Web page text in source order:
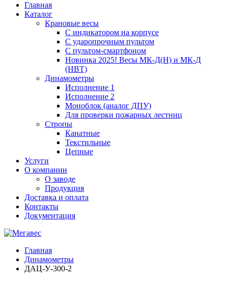
Главная
Каталог
Крановые весы
С индикатором на корпусе
С ударопрочным пультом
С пультом-смартфоном
Новинка 2025! Весы МК-Д(Н) и МК-Д
(НВТ)
Динамометры
Исполнение 1
Исполнение 2
Моноблок (аналог ДПУ)
Для проверки пожарных лестниц
Стропы
Канатные
Текстильные
Цепные
Услуги
О компании
О заводе
Продукция
Доставка и оплата
Контакты
Документация
Главная
Динамометры
ДАЦ-У-300-2